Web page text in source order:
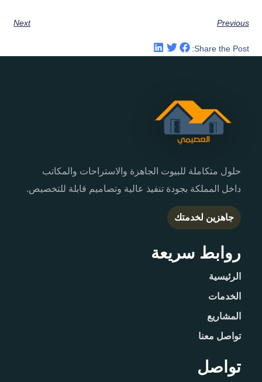
Previous
Next
Share the Post:
حلول متكاملة للبيوت الجاهزة والاستراحات والمكاتب
داخل المملكة بجودة تنفيذ عالية وتصاميم قابلة للتخصيص.
جاهزين لخدمتك
روابط سريعة
الرئيسية
الخدمات
المشاريع
تواصل معنا
تواصل